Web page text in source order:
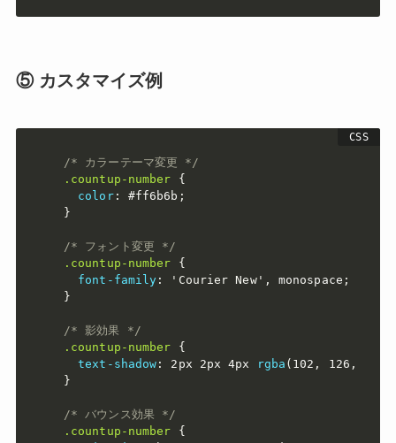
⑤ カスタマイズ例
/* カラーテーマ変更 */
.countup-number
{
color: #ff6b6b ;
}
/* フォント変更 */
.countup-number
{
font-family : 'Courier New' , monospace ;
}
/* 影効果 */
.countup-number
{
text-shadow : 2px 2px 4px rgba ( 102 , 126 ,
}
/* バウンス効果 */
.countup-number
{